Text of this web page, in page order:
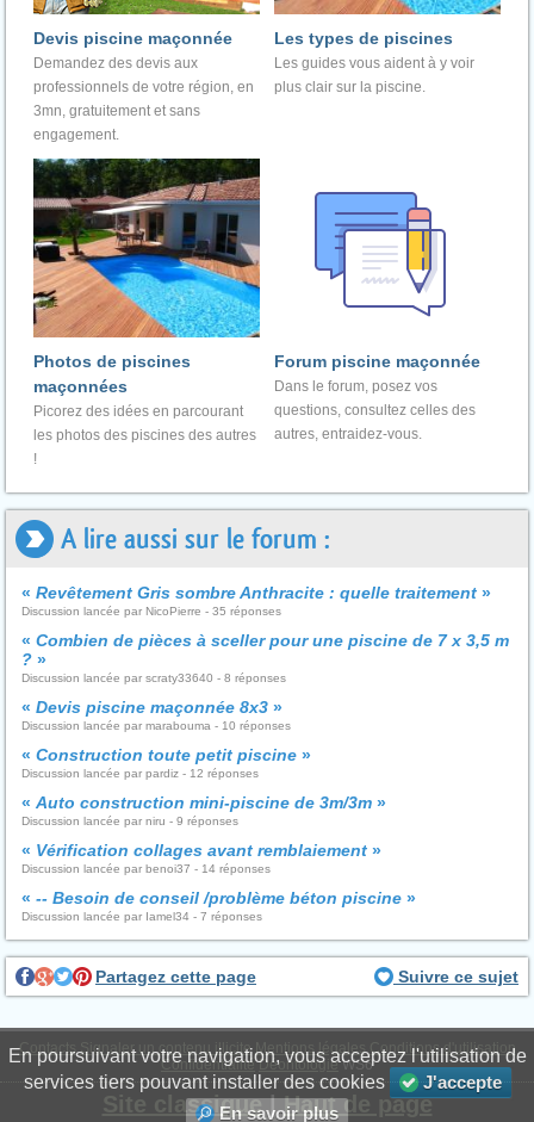
Devis piscine maçonnée
Demandez des devis aux
professionnels de votre région, en
3mn, gratuitement et sans
engagement.
Les types de piscines
Les guides vous aident à y voir
plus clair sur la piscine.
Photos de piscines
maçonnées
Picorez des idées en parcourant
les photos des piscines des autres
!
Forum piscine maçonnée
Dans le forum, posez vos
questions, consultez celles des
autres, entraidez-vous.
A lire aussi sur le forum :
« Revêtement Gris sombre Anthracite : quelle traitement »
Discussion lancée par NicoPierre - 35 réponses
« Combien de pièces à sceller pour une piscine de 7 x 3,5 m
? »
Discussion lancée par scraty33640 - 8 réponses
« Devis piscine maçonnée 8x3 »
Discussion lancée par marabouma - 10 réponses
« Construction toute petit piscine »
Discussion lancée par pardiz - 12 réponses
« Auto construction mini-piscine de 3m/3m »
Discussion lancée par niru - 9 réponses
« Vérification collages avant remblaiement »
Discussion lancée par benoi37 - 14 réponses
« -- Besoin de conseil /problème béton piscine »
Discussion lancée par Iamel34 - 7 réponses
Partagez cette page Suivre ce sujet
Contacts Signaler un contenu illicite Mentions légales Conditions d'utilisation
Confidentialité DéontologieWS6
Site classique|Haut de page
En poursuivant votre navigation, vous acceptez l'utilisation de
services tiers pouvant installer des cookies
J'accepte
En savoir plus